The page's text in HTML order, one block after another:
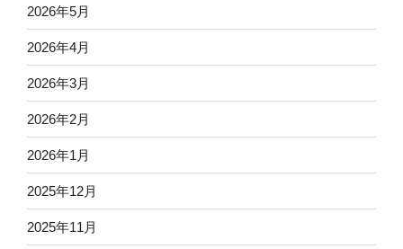
2026年5月
2026年4月
2026年3月
2026年2月
2026年1月
2025年12月
2025年11月